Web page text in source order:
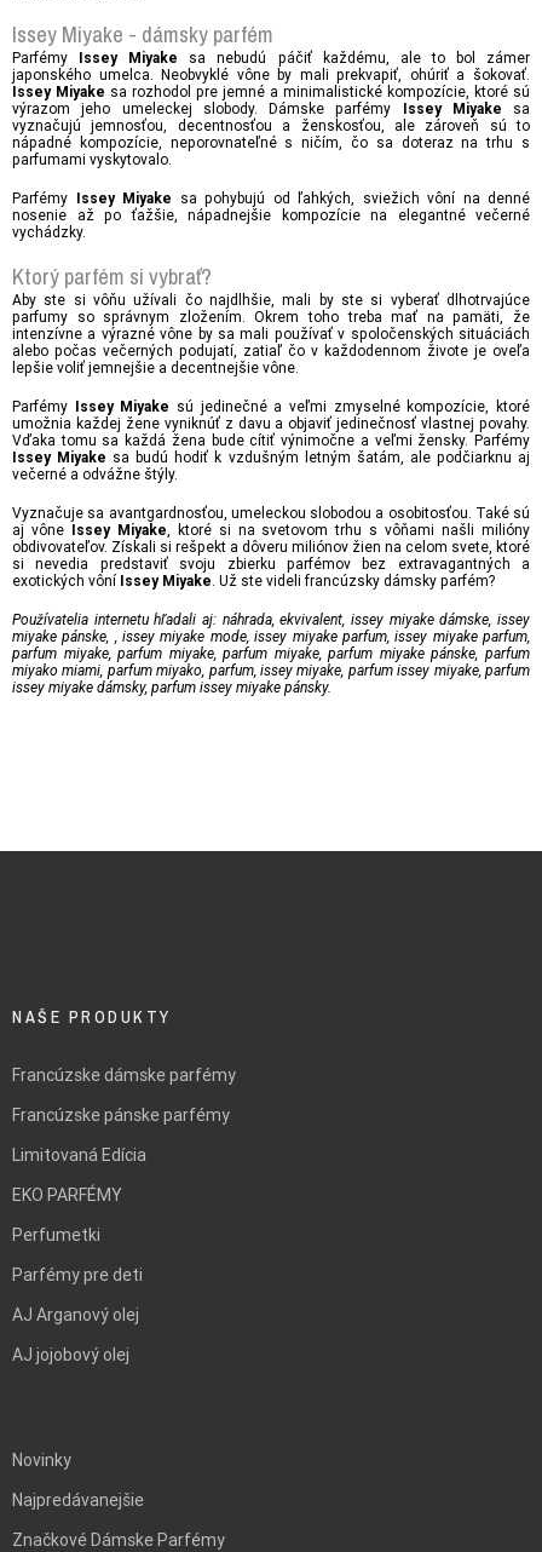
Issey Miyake - dámsky parfém
Parfémy Issey Miyake
sa nebudú páčiť každému, ale to bol zámer
japonského umelca. Neobvyklé vône by mali prekvapiť, ohúriť a šokovať.
Issey Miyake sa rozhodol pre jemné a minimalistické kompozície, ktoré sú
výrazom jeho umeleckej slobody. Dámske parfémy
Issey Miyake sa
vyznačujú jemnosťou, decentnosťou a ženskosťou, ale zároveň sú to
nápadné kompozície, neporovnateľné s ničím, čo sa doteraz na trhu s
parfumami vyskytovalo.
Parfémy Issey Miyake
sa pohybujú od ľahkých, sviežich vôní na denné
nosenie až po ťažšie, nápadnejšie kompozície na elegantné večerné
vychádzky.
Ktorý parfém si vybrať?
Aby ste si vôňu užívali čo najdlhšie, mali by ste si vyberať dlhotrvajúce
parfumy so správnym zložením. Okrem toho treba mať na pamäti, že
intenzívne a výrazné vône by sa mali používať v spoločenských situáciách
alebo počas večerných podujatí, zatiaľ čo v každodennom živote je oveľa
lepšie voliť jemnejšie a decentnejšie vône.
Parfémy Issey Miyake sú jedinečné a veľmi zmyselné kompozície, ktoré
umožnia každej žene vyniknúť z davu a objaviť jedinečnosť vlastnej povahy.
Vďaka tomu sa každá žena bude cítiť výnimočne a veľmi žensky. Parfémy
Issey Miyake sa budú hodiť k vzdušným letným šatám, ale podčiarknu aj
večerné a odvážne štýly.
Vyznačuje sa avantgardnosťou, umeleckou slobodou a osobitosťou. Také sú
aj vône Issey Miyake , ktoré si na svetovom trhu s vôňami našli milióny
obdivovateľov. Získali si rešpekt a dôveru miliónov žien na celom svete, ktoré
si nevedia predstaviť svoju zbierku parfémov bez extravagantných a
exotických vôní Issey Miyake . Už ste videli francúzsky dámsky parfém?
Používatelia internetu hľadali aj: náhrada, ekvivalent, issey miyake dámske, issey
miyake pánske, , issey miyake mode, issey miyake parfum, issey miyake parfum,
parfum miyake, parfum miyake, parfum miyake, parfum miyake pánske, parfum
miyako miami, parfum miyako, parfum, issey miyake, parfum issey miyake, parfum
issey miyake dámsky, parfum issey miyake pánsky.
NAŠE PRODUKTY
Francúzske dámske parfémy
Francúzske pánske parfémy
Limitovaná Edícia
EKO PARFÉMY
Perfumetki
Parfémy pre deti
AJ Arganový olej
AJ jojobový olej
Novinky
Najpredávanejšie
Značkové Dámske Parfémy